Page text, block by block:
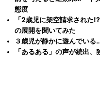
態度
「2歳児に架空請求された
の展開を聞いてみた
３歳児が静かに遊んでい
「あるある」の声が続出